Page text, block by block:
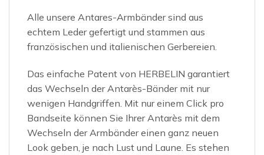
Alle unsere Antares-Armbänder sind aus
echtem Leder gefertigt und stammen aus
französischen und italienischen Gerbereien.
Das einfache Patent von HERBELIN garantiert
das Wechseln der Antarès-Bänder mit nur
wenigen Handgriffen. Mit nur einem Click pro
Bandseite können Sie Ihrer Antarès mit dem
Wechseln der Armbänder einen ganz neuen
Look geben, je nach Lust und Laune. Es stehen